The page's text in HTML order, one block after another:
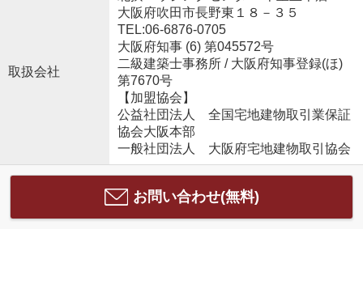
取扱会社
大阪府吹田市長野東１８－３５
TEL:06-6876-0705
大阪府知事 (6) 第045572号
二級建築士事務所 / 大阪府知事登録(ほ)
第7670号
【加盟協会】
公益社団法人 全国宅地建物取引業保証
協会大阪本部
一般社団法人 大阪府宅地建物取引協会
お問い合わせ(無料)